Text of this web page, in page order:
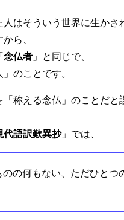
はそういう世界に生かさ
ら、
念仏者 」と同じで、
のことです。
「称える念仏」のことだ
代語訳歎異抄」では、
の何もない、ただひとつ